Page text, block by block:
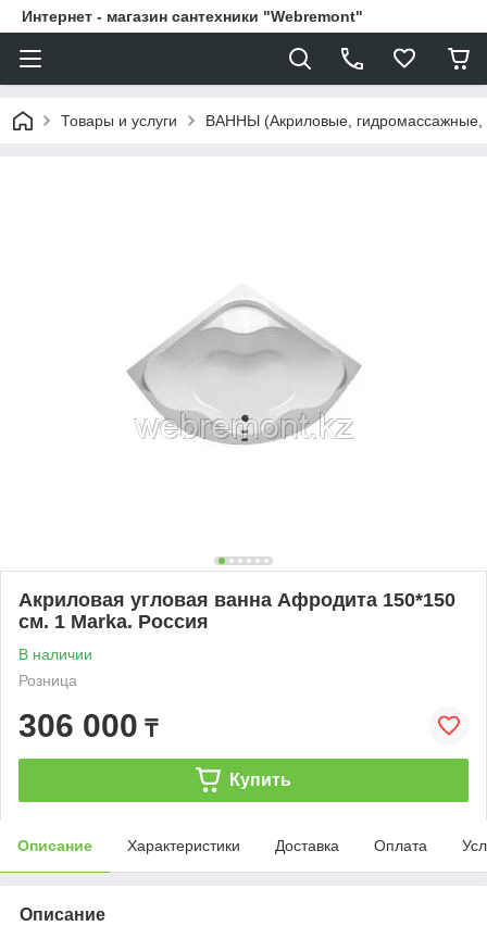
Интернет - магазин сантехники "Webremont"
Товары и услуги ВАННЫ (Акриловые,
Акриловая угловая ванна Афродита 150*150
см. 1 Marka. Россия
В наличии
Розница
306 000 ₸
Купить
Описание Характеристики Доставка Оплата
Описание